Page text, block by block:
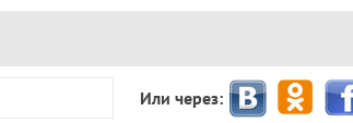
Или через: